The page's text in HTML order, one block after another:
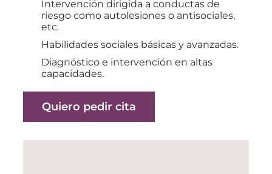
Intervención dirigida a conductas de
riesgo como autolesiones o antisociales,
etc.
Habilidades sociales básicas y avanzadas.
Diagnóstico e intervención en altas
capacidades.
Quiero pedir cita